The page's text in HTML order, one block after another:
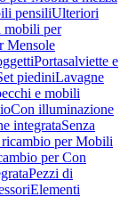
pensiliUlteriori
mobili per
Mensole
Portasalviette e
piediniLavagne
e mobili
Con illuminazione
integrataSenza
per Mobili
per Con
Pezzi di
Elementi